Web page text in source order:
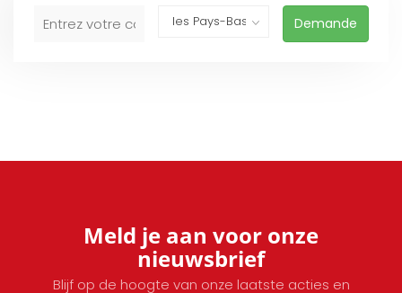
Demande
Meld je aan voor onze
nieuwsbrief
Blijf op de hoogte van onze laatste acties en